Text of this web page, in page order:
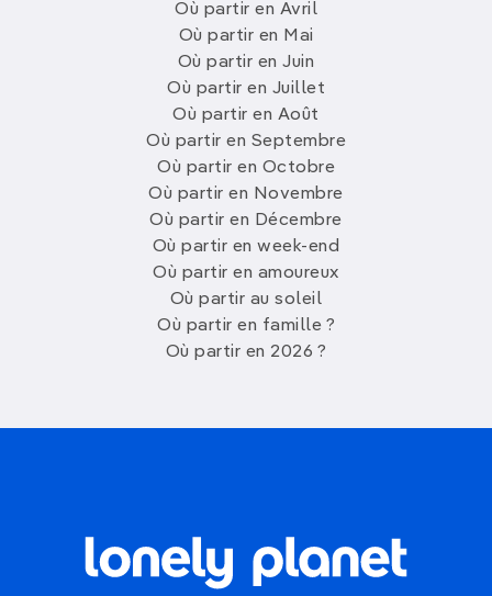
Où partir en Avril
Où partir en Mai
Où partir en Juin
Où partir en Juillet
Où partir en Août
Où partir en Septembre
Où partir en Octobre
Où partir en Novembre
Où partir en Décembre
Où partir en week-end
Où partir en amoureux
Où partir au soleil
Où partir en famille ?
Où partir en 2026 ?